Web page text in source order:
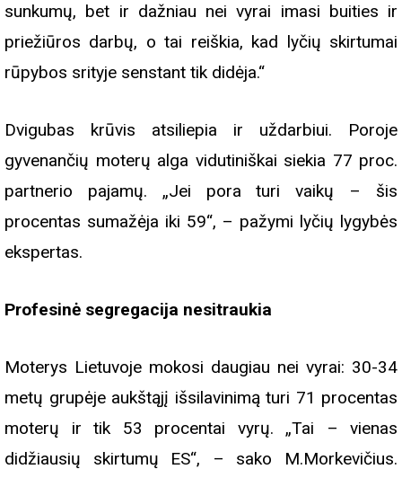
sunkumų, bet ir dažniau nei vyrai imasi buities ir
priežiūros darbų, o tai reiškia, kad lyčių skirtumai
rūpybos srityje senstant tik didėja.“
Dvigubas krūvis atsiliepia ir uždarbiui. Poroje
gyvenančių moterų alga vidutiniškai siekia 77 proc.
partnerio pajamų. „Jei pora turi vaikų – šis
procentas sumažėja iki 59“, – pažymi lyčių lygybės
ekspertas.
Profesinė segregacija nesitraukia
Moterys Lietuvoje mokosi daugiau nei vyrai: 30-34
metų grupėje aukštąjį išsilavinimą turi 71 procentas
moterų ir tik 53 procentai vyrų. „Tai – vienas
didžiausių skirtumų ES“, – sako M.Morkevičius.